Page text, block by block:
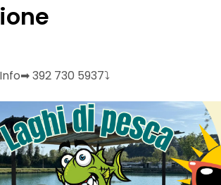
Info➡ 392 730 5937⤵